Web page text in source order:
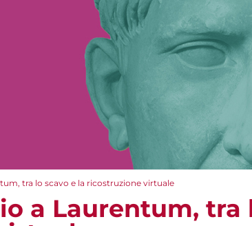
tra lo scavo e la ricostruzione virtuale
a Laurentum, tra